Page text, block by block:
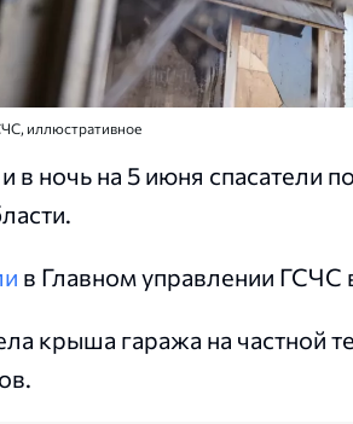
иллюстративное
в ночь на 5 июня спасатели
в Главном управлении ГСЧС
крыша гаража на частной